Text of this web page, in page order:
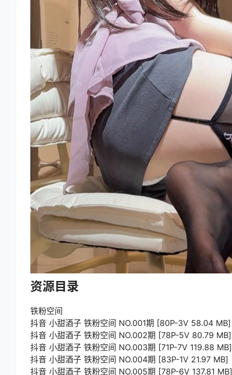
资源目录
铁粉空间
抖音 小甜酒子 铁粉空间 NO.001期 [80P-3V 58.04 MB]
抖音 小甜酒子 铁粉空间 NO.002期 [78P-5V 80.79 MB]
抖音 小甜酒子 铁粉空间 NO.003期 [71P-7V 119.88 MB]
抖音 小甜酒子 铁粉空间 NO.004期 [83P-1V 21.97 MB]
抖音 小甜酒子 铁粉空间 NO.005期 [78P-6V 137.81 MB]